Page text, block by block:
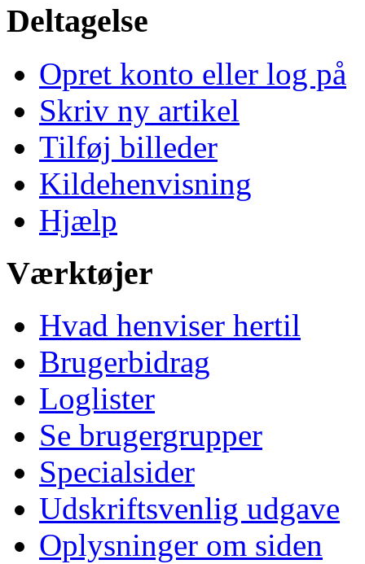
Deltagelse
Opret konto eller log på
Skriv ny artikel
Tilføj billeder
Kildehenvisning
Hjælp
Værktøjer
Hvad henviser hertil
Brugerbidrag
Loglister
Se brugergrupper
Specialsider
Udskriftsvenlig udgave
Oplysninger om siden